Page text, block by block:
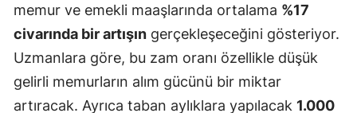
memur ve emekli maaşlarında ortalama %17
civarında bir artışın gerçekleşeceğini gösteriyor.
Uzmanlara göre, bu zam oranı özellikle düşük
gelirli memurların alım gücünü bir miktar
artıracak. Ayrıca taban aylıklara yapılacak 1.000